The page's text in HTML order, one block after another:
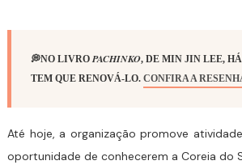
💭NO LIVROPACHINKO, DE MIN JIN LEE,
TEM QUE RENOVÁ-LO. CONFIRA A
Até hoje, a organização promove
oportunidade de conhecerem a Coreia do